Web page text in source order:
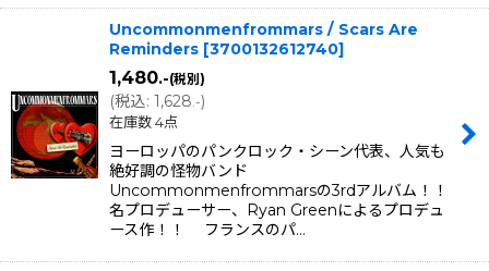
Uncommonmenfrommars / Scars Are
Reminders [3700132612740]
1,480.-(税別)
(税込: 1,628.-)
在庫数 4点
ヨーロッパのパンクロック・シーン代表、人気も
絶好調の怪物バンド
Uncommonmenfrommarsの3rdアルバム！！
名プロデューサー、Ryan Greenによるプロデュ
ース作！！ フランスのパ…